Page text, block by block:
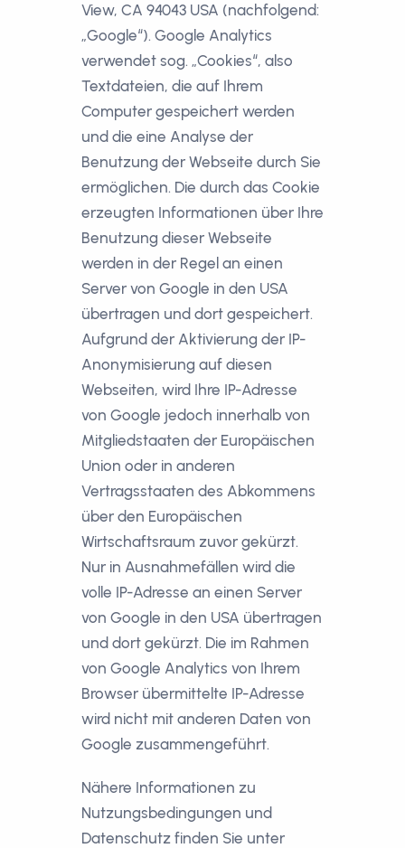
View, CA 94043 USA (nachfolgend:
„Google“). Google Analytics
verwendet sog. „Cookies“, also
Textdateien, die auf Ihrem
Computer gespeichert werden
und die eine Analyse der
Benutzung der Webseite durch Sie
ermöglichen. Die durch das Cookie
erzeugten Informationen über Ihre
Benutzung dieser Webseite
werden in der Regel an einen
Server von Google in den USA
übertragen und dort gespeichert.
Aufgrund der Aktivierung der IP-
Anonymisierung auf diesen
Webseiten, wird Ihre IP-Adresse
von Google jedoch innerhalb von
Mitgliedstaaten der Europäischen
Union oder in anderen
Vertragsstaaten des Abkommens
über den Europäischen
Wirtschaftsraum zuvor gekürzt.
Nur in Ausnahmefällen wird die
volle IP-Adresse an einen Server
von Google in den USA übertragen
und dort gekürzt. Die im Rahmen
von Google Analytics von Ihrem
Browser übermittelte IP-Adresse
wird nicht mit anderen Daten von
Google zusammengeführt.
Nähere Informationen zu
Nutzungsbedingungen und
Datenschutz finden Sie unter